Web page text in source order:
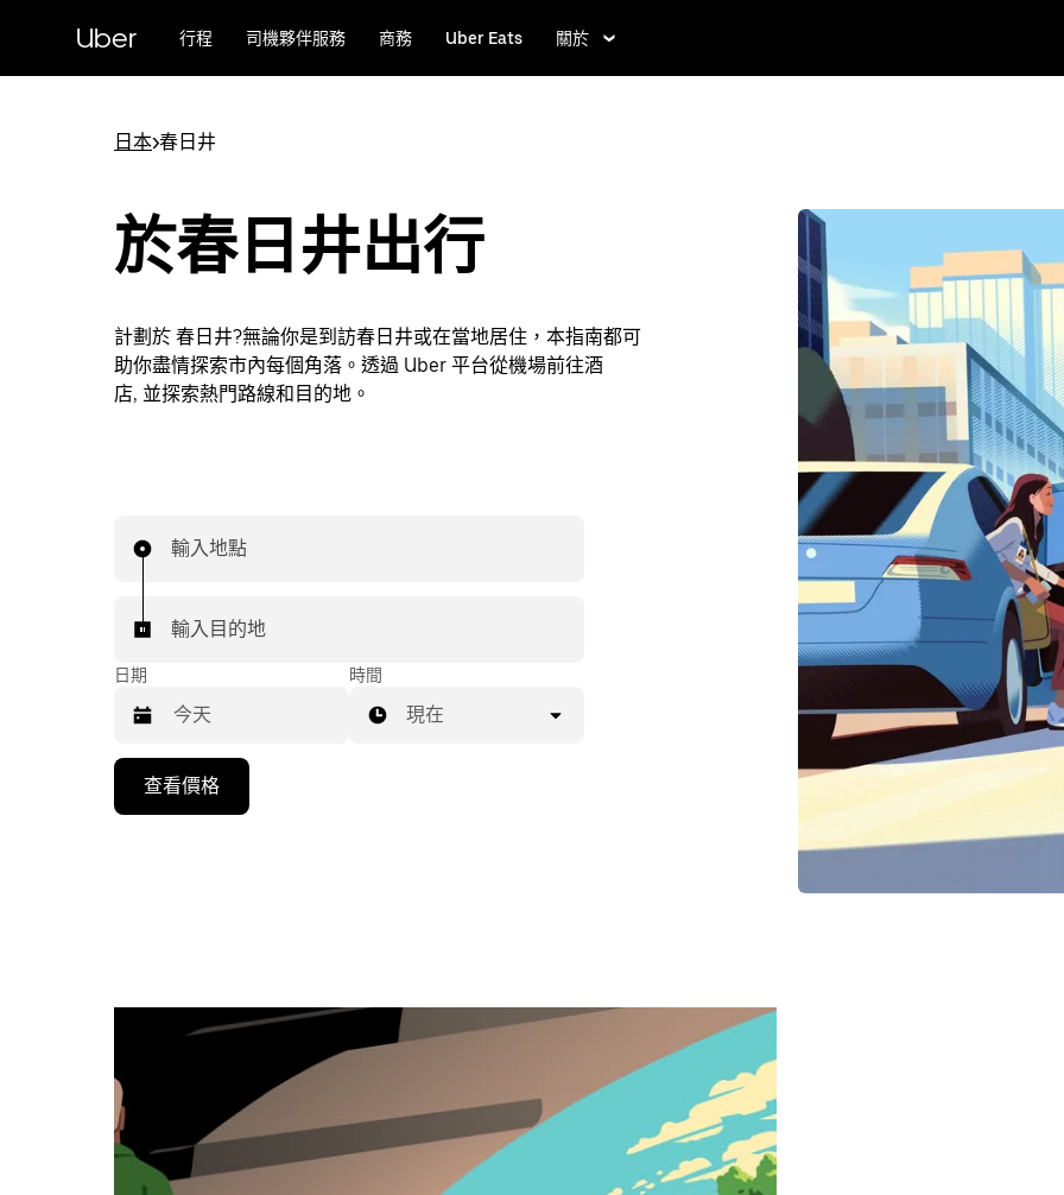
Uber 行程 司機夥伴服務 商務 Uber Eats 關於
日本>春日井
於春日井出行
計劃於 春日井?無論你是到訪春日井或在當地居住，本指南都可
助你盡情探索市內每個角落。透過 Uber 平台從機場前往酒
店, 並探索熱門路線和目的地。
輸入地點
輸入目的地
日期
下
可
日
曆
和
時間
現在
查看價格